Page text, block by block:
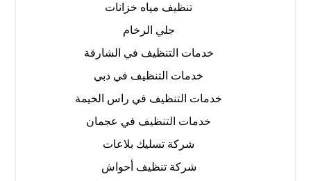
تنظيف مياه خزانات
جلي الرخام
خدمات التنظيف في الشارقة
خدمات التنظيف في دبي
خدمات التنظيف في راس الخيمة
خدمات التنظيف في عجمان
شركة تسليك بلاعات
شركة تنظيف أحواش